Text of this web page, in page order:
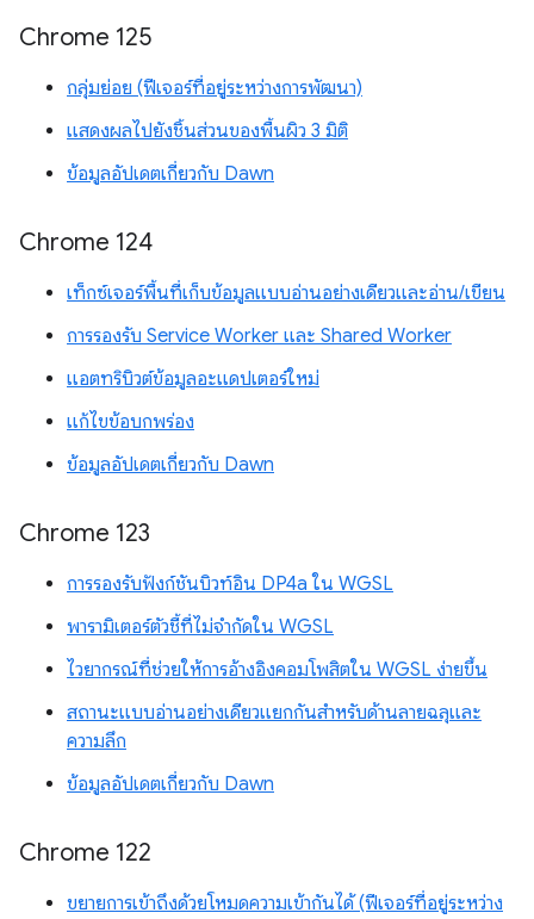
Chrome 125
กลุ่มย่อย (ฟีเจอร์ที่อยู่ระหว่างการพัฒนา)
แสดงผลไปยังชิ้นส่วนของพื้นผิว 3 มิติ
ข้อมูลอัปเดตเกี่ยวกับ Dawn
Chrome 124
เท็กซ์เจอร์พื้นที่เก็บข้อมูลแบบอ่านอย่างเดียวและอ่าน/เขียน
การรองรับ Service Worker และ Shared Worker
แอตทริบิวต์ข้อมูลอะแดปเตอร์ใหม่
แก้ไขข้อบกพร่อง
ข้อมูลอัปเดตเกี่ยวกับ Dawn
Chrome 123
การรองรับฟังก์ชันบิวท์อิน DP4a ใน WGSL
พารามิเตอร์ตัวชี้ที่ไม่จำกัดใน WGSL
ไวยากรณ์ที่ช่วยให้การอ้างอิงคอมโพสิตใน WGSL ง่ายขึ้น
สถานะแบบอ่านอย่างเดียวแยกกันสำหรับด้านลายฉลุและ
ความลึก
ข้อมูลอัปเดตเกี่ยวกับ Dawn
Chrome 122
ขยายการเข้าถึงด้วยโหมดความเข้ากันได้ (ฟีเจอร์ที่อยู่ระหว่าง